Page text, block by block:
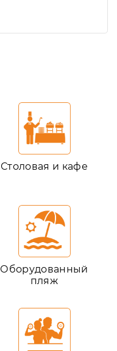
Столовая и кафе
Оборудованный
пляж